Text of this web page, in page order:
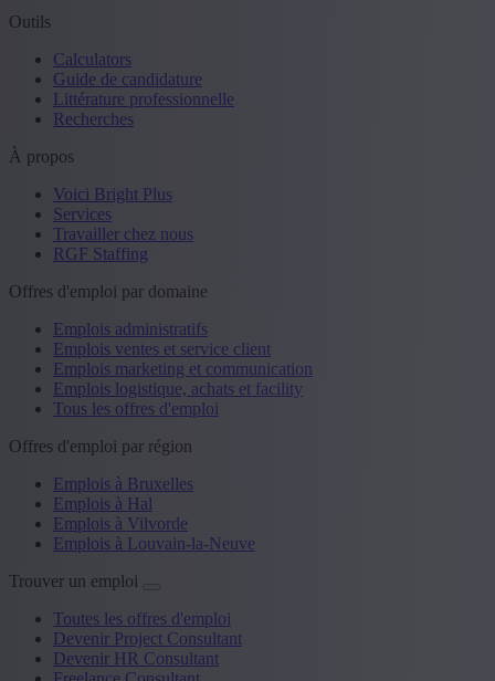
Outils
Calculators
Guide de candidature
Littérature professionnelle
Recherches
À propos
Voici Bright Plus
Services
Travailler chez nous
RGF Staffing
Offres d'emploi par domaine
Emplois administratifs
Emplois ventes et service client
Emplois marketing et communication
Emplois logistique, achats et facility
Tous les offres d'emploi
Offres d'emploi par région
Emplois à Bruxelles
Emplois à Hal
Emplois à Vilvorde
Emplois à Louvain-la-Neuve
Trouver un emploi
Toutes les offres d'emploi
Devenir Project Consultant
Devenir HR Consultant